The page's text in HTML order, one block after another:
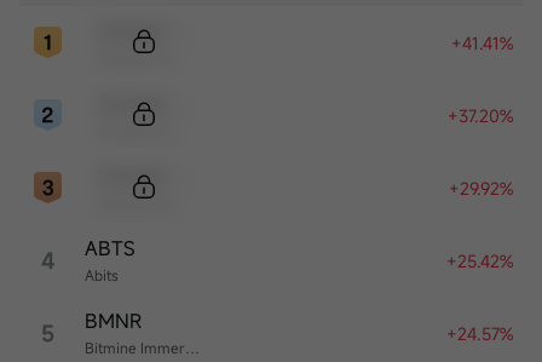
+41.41%
+37.20%
+29.92%
4 Abits
ABTS +25.42%
5 BMNR +24.57%